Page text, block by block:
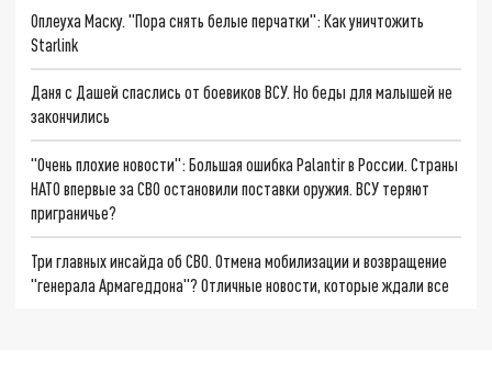
Оплеуха Маску. "Пора снять белые перчатки": Как уничтожить
Starlink
Даня с Дашей спаслись от боевиков ВСУ. Но беды для малышей не
закончились
"Очень плохие новости": Большая ошибка Palantir в России. Страны
НАТО впервые за СВО остановили поставки оружия. ВСУ теряют
приграничье?
Три главных инсайда об СВО. Отмена мобилизации и возвращение
"генерала Армагеддона"? Отличные новости, которые ждали все